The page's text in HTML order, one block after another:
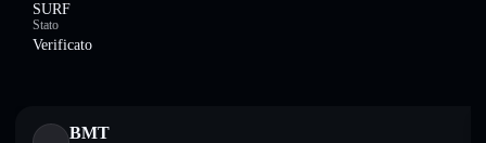
SURF
Stato
Verificato
BMT